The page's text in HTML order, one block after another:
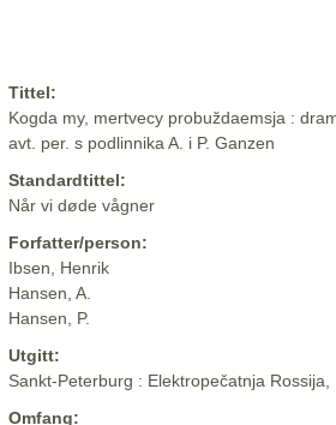
Tittel:
Kogda my, mertvecy probuždaemsja :
avt. per. s podlinnika A. i P. Ganzen
Standardtittel:
Når vi døde vågner
Forfatter/person:
Ibsen, Henrik
Hansen, A.
Hansen, P.
Utgitt:
Sankt-Peterburg : Elektropečatnja Rossija,
Omfang: